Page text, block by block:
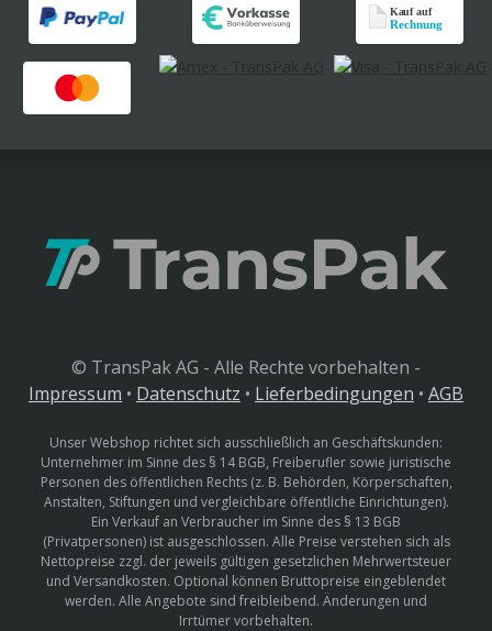
© TransPak AG - Alle Rechte vorbehalten -
Impressum • Datenschutz • Lieferbedingungen • AGB
Unser Webshop richtet sich ausschließlich an Geschäftskunden:
Unternehmer im Sinne des § 14 BGB, Freiberufler sowie juristische
Personen des öffentlichen Rechts (z. B. Behörden, Körperschaften,
Anstalten, Stiftungen und vergleichbare öffentliche Einrichtungen).
Ein Verkauf an Verbraucher im Sinne des § 13 BGB
(Privatpersonen) ist ausgeschlossen. Alle Preise verstehen sich als
Nettopreise zzgl. der jeweils gültigen gesetzlichen Mehrwertsteuer
und Versandkosten. Optional können Bruttopreise eingeblendet
werden. Alle Angebote sind freibleibend. Änderungen und
Irrtümer vorbehalten.